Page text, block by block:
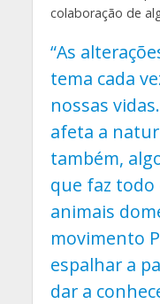
colaboração de
“As
tema cada
nossas
afeta a
também,
que faz todo
animais
movimento
espalhar a
dar a